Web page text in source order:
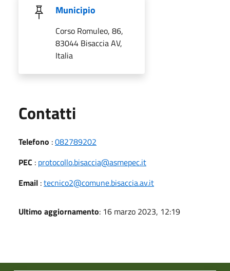
Municipio
Corso Romuleo, 86,
83044 Bisaccia AV,
Italia
Contatti
Telefono :082789202
PEC : protocollo.bisaccia@asmepec.it
Email :tecnico2@comune.bisaccia.av.it
Ultimo aggiornamento: 16 marzo 2023, 12:19